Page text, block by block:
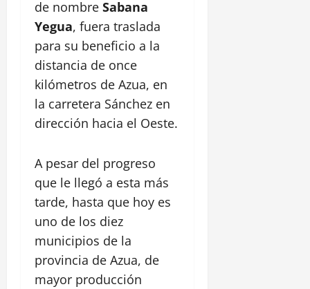
de nombre Sabana
Yegua, fuera traslada
para su beneficio a la
distancia de once
kilómetros de Azua, en
la carretera Sánchez en
dirección hacia el Oeste.
A pesar del progreso
que le llegó a esta más
tarde, hasta que hoy es
uno de los diez
municipios de la
provincia de Azua, de
mayor producción